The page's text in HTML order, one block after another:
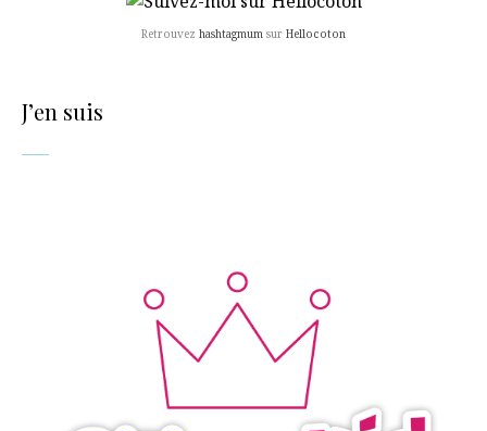
Retrouvez hashtagmum sur Hellocoton
J’en suis